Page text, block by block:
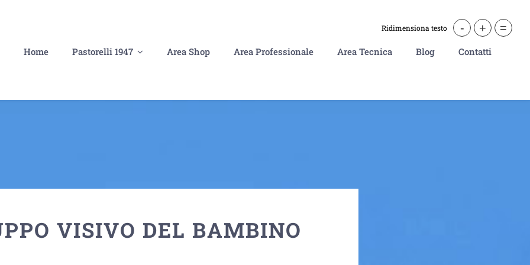
Home Pastorelli 1947 Area Shop Area Professionale Area Tecnica Blog Contatti
VISIVO DEL BAMBINO
Ridimensiona testo - + =